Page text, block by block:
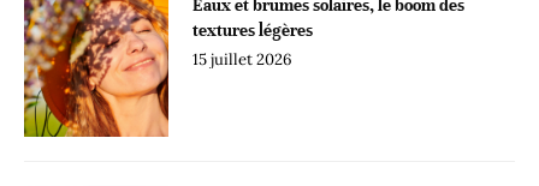
Eaux et brumes solaires, le boom des
textures légères
15 juillet 2026